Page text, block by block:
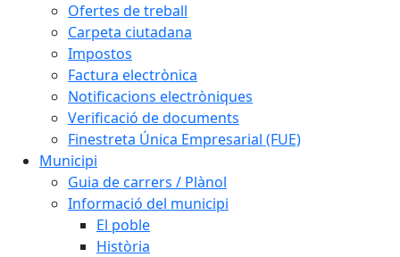
Ofertes de treball
Carpeta ciutadana
Impostos
Factura electrònica
Notificacions electròniques
Verificació de documents
Finestreta Única Empresarial (FUE)
Municipi
Guia de carrers / Plànol
Informació del municipi
El poble
Història